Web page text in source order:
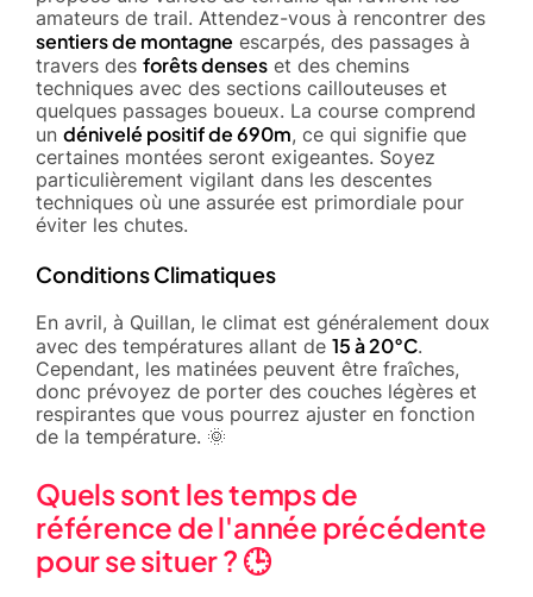
amateurs de trail. Attendez-vous à rencontrer des
sentiers de montagne escarpés, des passages à
travers des forêts denses et des chemins
techniques avec des sections caillouteuses et
quelques passages boueux. La course comprend
un dénivelé positif de 690m, ce qui signifie que
certaines montées seront exigeantes. Soyez
particulièrement vigilant dans les descentes
techniques où une assurée est primordiale pour
éviter les chutes.
Conditions Climatiques
En avril, à Quillan, le climat est généralement doux
avec des températures allant de 15 à 20°C.
Cependant, les matinées peuvent être fraîches,
donc prévoyez de porter des couches légères et
respirantes que vous pourrez ajuster en fonction
de la température. 🌞
Quels sont les temps de
référence de l'année précédente
pour se situer ? 🕒